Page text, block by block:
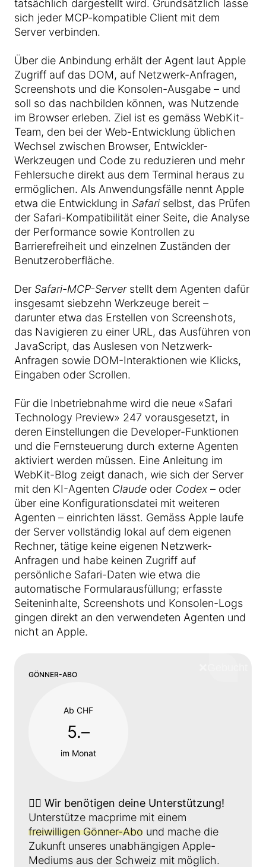
tatsächlich dargestellt wird. Grundsätzlich lasse
sich jeder MCP-kompatible Client mit dem
Server verbinden.
Über die Anbindung erhält der Agent laut Apple
Zugriff auf das DOM, auf Netzwerk-Anfragen,
Screenshots und die Konsolen-Ausgabe – und
soll so das nachbilden können, was Nutzende
im Browser erleben. Ziel ist es gemäss WebKit-
Team, den bei der Web-Entwicklung üblichen
Wechsel zwischen Browser, Entwickler-
Werkzeugen und Code zu reduzieren und mehr
Fehlersuche direkt aus dem Terminal heraus zu
ermöglichen. Als Anwendungsfälle nennt Apple
etwa die Entwicklung in Safari selbst, das Prüfen
der Safari-Kompatibilität einer Seite, die Analyse
der Performance sowie Kontrollen zu
Barrierefreiheit und einzelnen Zuständen der
Benutzeroberfläche.
Der Safari-MCP-Serverstellt dem Agenten dafür
insgesamt siebzehn Werkzeuge bereit –
darunter etwa das Erstellen von Screenshots,
das Navigieren zu einer URL, das Ausführen von
JavaScript, das Auslesen von Netzwerk-
Anfragen sowie DOM-Interaktionen wie Klicks,
Eingaben oder Scrollen.
Für die Inbetriebnahme wird die neue «Safari
Technology Preview» 247 vorausgesetzt, in
deren Einstellungen die Developer-Funktionen
und die Fernsteuerung durch externe Agenten
aktiviert werden müssen. Eine Anleitung im
WebKit-Blog zeigt danach, wie sich der Server
mit den KI-Agenten Claude oder Codex– oder
über eine Konfigurationsdatei mit weiteren
Agenten – einrichten lässt. Gemäss Apple laufe
der Server vollständig lokal auf dem eigenen
Rechner, tätige keine eigenen Netzwerk-
Anfragen und habe keinen Zugriff auf
persönliche Safari-Daten wie etwa die
automatische Formularausfüllung; erfasste
Seiteninhalte, Screenshots und Konsolen-Logs
gingen direkt an den verwendeten Agenten und
nicht an Apple.
GÖNNER-ABO
Ab CHF
5.–
im Monat
👉🏼 Wir benötigen deine Unterstützung!
Unterstütze macprime mit einem
freiwilligen Gönner-Abo und mache die
Zukunft unseres unabhängigen Apple-
Mediums aus der Schweiz mit möglich.